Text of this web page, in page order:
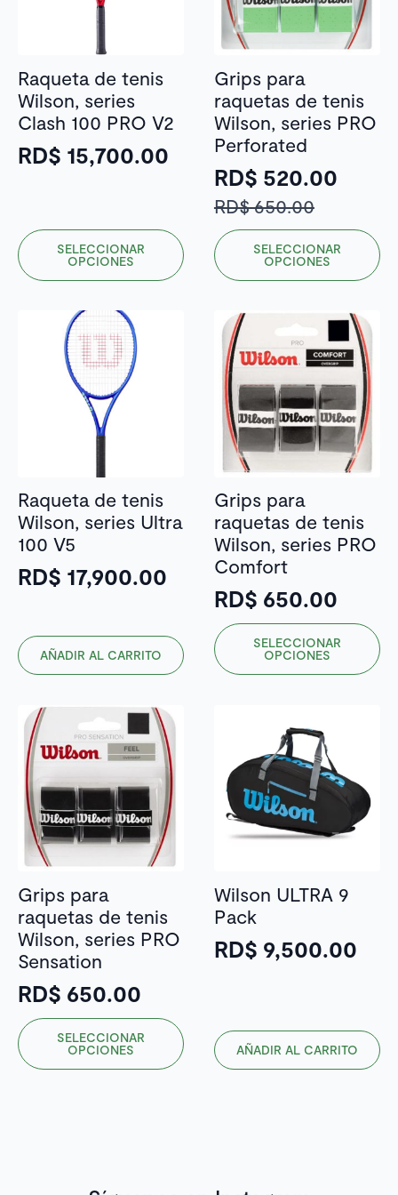
Raqueta de tenis
Wilson, series
Clash 100 PRO V2
RD$ 15,700.00
SELECCIONAR
OPCIONES
Este
producto
tiene
múltiples
variantes.
opciones
página
de
producto
Grips para
raquetas de tenis
Wilson, series PRO
Perforated
RD$650.00
El
precio
original
era:
RD$ 650.00.
RD$ 520.00
El
precio
actual
es:
RD$ 520.00.
SELECCIONAR
OPCIONES
Este
producto
tiene
variantes.
Las
opciones
se
pueden
elegir
página
de
producto
Raqueta de tenis
Wilson, series Ultra
100 V5
RD$ 17,900.00
AÑADIR AL CARRITO
Grips para
raquetas de tenis
Wilson, series PRO
Comfort
RD$ 650.00
SELECCIONAR
OPCIONES
Este
producto
tiene
opciones
se
pueden
elegir
página
de
producto
Grips para
raquetas de tenis
Wilson, series PRO
Sensation
RD$ 650.00
SELECCIONAR
OPCIONES
Este
producto
tiene
Wilson ULTRA 9
Pack
RD$ 9,500.00
AÑADIR AL CARRITO